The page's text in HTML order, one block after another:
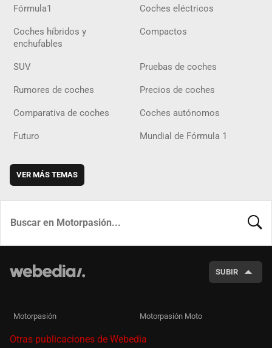
Fórmula1 Coches eléctricos
Coches híbridos y
enchufables
Compactos
SUV Pruebas de coches
Rumores de coches Precios de coches
Comparativa de coches Coches autónomos
Futuro Mundial de Fórmula 1
VER MÁS TEMAS
SUBIR
Motorpasión Motorpasión Moto
Otras publicaciones de Webedia